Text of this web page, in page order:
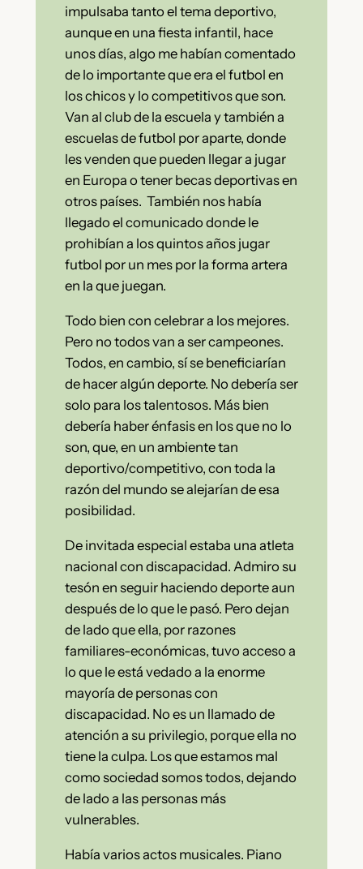
impulsaba tanto el tema deportivo,
aunque en una fiesta infantil, hace
unos días, algo me habían comentado
de lo importante que era el futbol en
los chicos y lo competitivos que son.
Van al club de la escuela y también a
escuelas de futbol por aparte, donde
les venden que pueden llegar a jugar
en Europa o tener becas deportivas en
otros países. También nos había
llegado el comunicado donde le
prohibían a los quintos años jugar
futbol por un mes por la forma artera
en la que juegan.
Todo bien con celebrar a los mejores.
Pero no todos van a ser campeones.
Todos, en cambio, sí se beneficiarían
de hacer algún deporte. No debería ser
solo para los talentosos. Más bien
debería haber énfasis en los que no lo
son, que, en un ambiente tan
deportivo/competitivo, con toda la
razón del mundo se alejarían de esa
posibilidad.
De invitada especial estaba una atleta
nacional con discapacidad. Admiro su
tesón en seguir haciendo deporte aun
después de lo que le pasó. Pero dejan
de lado que ella, por razones
familiares-económicas, tuvo acceso a
lo que le está vedado a la enorme
mayoría de personas con
discapacidad. No es un llamado de
atención a su privilegio, porque ella no
tiene la culpa. Los que estamos mal
como sociedad somos todos, dejando
de lado a las personas más
vulnerables.
Había varios actos musicales. Piano